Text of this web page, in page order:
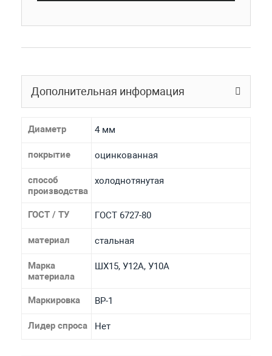
Дополнительная информация
Диаметр 4 мм
покрытие оцинкованная
способ
производства
холоднотянутая
ГОСТ / ТУ ГОСТ 6727-80
материал стальная
Марка
материала
ШХ15, У12А, У10А
Маркировка ВР-1
Лидер спроса Нет